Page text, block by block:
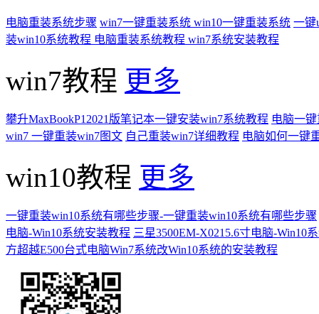
电脑重装系统步骤 win7一键重装系统 win10一键重装系统 一键
装win10系统教程 电脑重装系统教程 win7系统安装教程
win7教程 更多
攀升MaxBookP12021版笔记本一键安装win7系统教程 电脑一
win7 一键重装win7图文 自己重装win7详细教程 电脑如何一键
win10教程 更多
一键重装win10系统有哪些步骤-一键重装win10系统有哪些步骤
电脑-Win10系统安装教程 三星3500EM-X0215.6寸电脑-Win10
方超越E500台式电脑Win7系统改Win10系统的安装教程